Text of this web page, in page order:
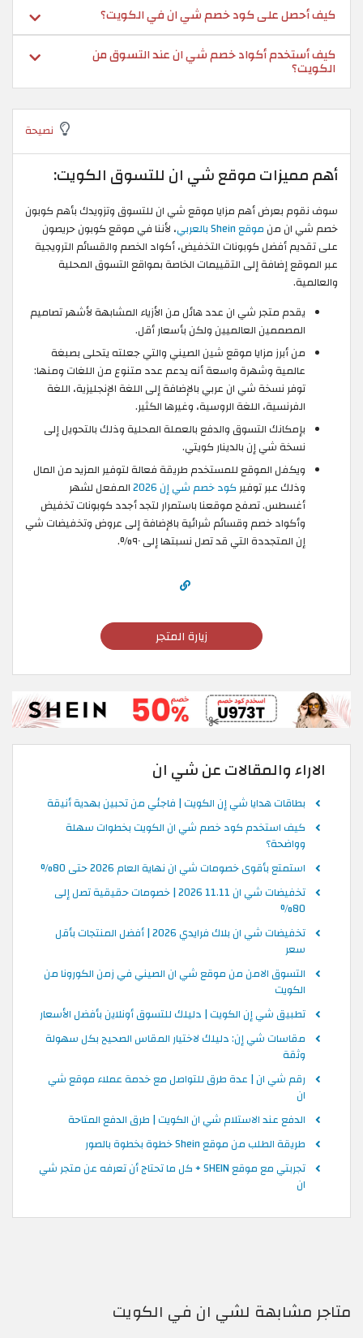
كيف أحصل على كود خصم شي ان في الكويت؟
كيف أستخدم أكواد خصم شي ان عند التسوق من
الكويت؟
نصيحة
أهم مميزات موقع شي ان للتسوق الكويت:
سوف نقوم بعرض أهم مزايا موقع شي ان للتسوق وتزويدك بأهم كوبون
خصم شي ان من موقع Shein بالعربي
، لأننا في موقع كوبون حريصون
على تقديم أفضل كوبونات التخفيض، أكواد الخصم والقسائم الترويجية
عبر الموقع إضافة إلى التقييمات الخاصة بمواقع التسوق المحلية
والعالمية.
يقدم متجر شي ان عدد هائل من الأزياء المشابهة لأشهر تصاميم
المصممين العالميين ولكن بأسعار أقل.
من أبرز مزايا موقع شين الصيني والتي جعلته يتحلى بصبغة
عالمية وشهرة واسعة أنه يدعم عدد متنوع من اللغات ومنها:
توفر نسخة شي ان عربي بالإضافة إلى اللغة الإنجليزية، اللغة
الفرنسية، اللغة الروسية، وغيرها الكثير.
بإمكانك التسوق والدفع بالعملة المحلية وذلك بالتحويل إلى
نسخة شي إن بالدينار كويتي.
ويكفل الموقع للمستخدم طريقة فعالة لتوفير المزيد من المال
وذلك عبر توفيركود خصم شي إن 2026
المفعل لشهر
أغسطس. تصفح موقعنا باستمرار لتجد أجدد كوبونات تخفيض
وأكواد خصم وقسائم شرائية بالإضافة إلى عروض وتخفيضات شي
إن المتجددة التي قد تصل نسبتها إلى ٩٠%.
زيارة المتجر
الاراء والمقالات عن شي ان
بطاقات هدايا شي إن الكويت | فاجئي من تحبين بهدية أنيقة
كيف استخدم كود خصم شي ان الكويت بخطوات سهلة
وواضحة؟
استمتع بأقوى خصومات شي ان نهاية العام 2026 حتى 80%
تخفيضات شي ان 11.11 2026 | خصومات حقيقية تصل إلى
80%
تخفيضات شي ان بلاك فرايدي 2026 | أفضل المنتجات بأقل
سعر
التسوق الامن من موقع شي ان الصيني في زمن الكورونا من
الكويت
تطبيق شي إن الكويت | دليلك للتسوق أونلاين بأفضل الأسعار
مقاسات شي إن: دليلك لاختيار المقاس الصحيح بكل سهولة
وثقة
رقم شي ان | عدة طرق للتواصل مع خدمة عملاء موقع شي
ان
الدفع عند الاستلام شي ان الكويت | طرق الدفع المتاحة
طريقة الطلب من موقع Shein خطوة بخطوة بالصور
تجربتي مع موقع SHEIN + كل ما تحتاج أن تعرفه عن متجر شي
ان
متاجر مشابهة لشي ان في الكويت